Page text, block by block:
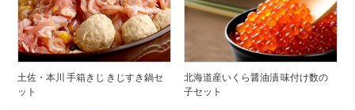
土佐・本川 手箱きじ きじすき鍋セ
ット
北海道産いくら醤油漬 味付け数の
子セット